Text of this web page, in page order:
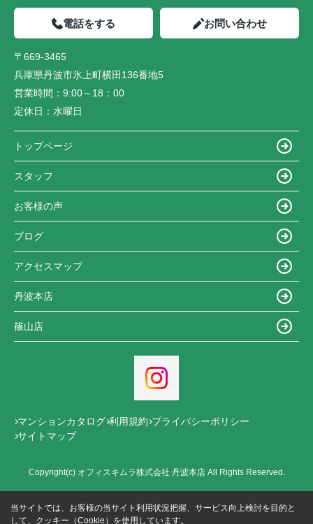
電話をする お問い合わせ
〒669-3465
兵庫県丹波市氷上町横田136番地5
営業時間： 9:00～18：00
定休日： 水曜日
トップページ
スタッフ
お客様の声
ブログ
アクセスマップ
丹波本店
篠山店
マンションカタログ 利用規約 プライバシーポリシー
サイトマップ
Copyright(c) オフィスキムラ株式会社 丹波本店 All Rights Reserved.
当サイトでは、お客様の当サイト利用状況把握、サービス向上検討を目的と
して、クッキー（Cookie）を使用しています。